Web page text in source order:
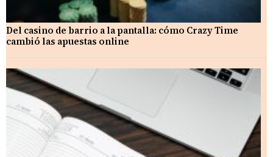
Del casino de barrio a la pantalla: cómo Crazy Time
cambió las apuestas online